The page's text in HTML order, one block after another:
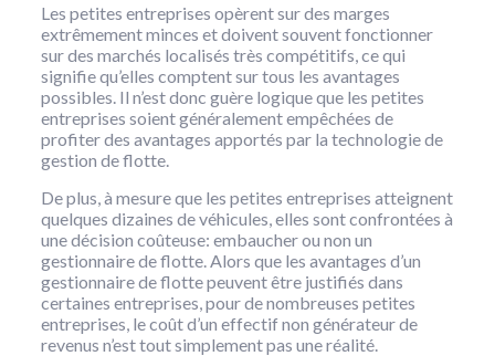
Les petites entreprises opèrent sur des marges
extrêmement minces et doivent souvent fonctionner
sur des marchés localisés très compétitifs, ce qui
signifie qu’elles comptent sur tous les avantages
possibles. Il n’est donc guère logique que les petites
entreprises soient généralement empêchées de
profiter des avantages apportés par la technologie de
gestion de flotte.
De plus, à mesure que les petites entreprises atteignent
quelques dizaines de véhicules, elles sont confrontées à
une décision coûteuse: embaucher ou non un
gestionnaire de flotte. Alors que les avantages d’un
gestionnaire de flotte peuvent être justifiés dans
certaines entreprises, pour de nombreuses petites
entreprises, le coût d’un effectif non générateur de
revenus n’est tout simplement pas une réalité.